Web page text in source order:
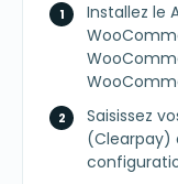
Installez le
Saisissez
(Clearpay)